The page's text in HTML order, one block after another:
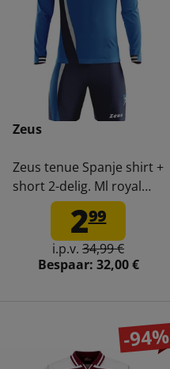
Zeus
Zeus tenue Spanje shirt +
short 2-delig. Ml royal
299
i.p.v. 34,99 €
Bespaar: 32,00 €
-94%